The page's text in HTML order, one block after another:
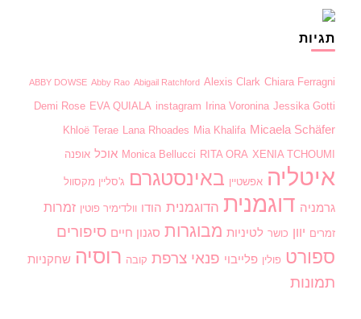
תגיות
ABBY DOWSE Abby Rao Abigail Ratchford Alexis Clark Chiara Ferragni
Demi Rose EVA QUIALA instagram Irina Voronina Jessika Gotti
Khloë Terae Lana Rhoades Mia Khalifa Micaela Schäfer
Monica Bellucci RITA ORA XENIA TCHOUMI אוכל אופנה
איטליה אפשטיין באינסטגרם ג'סליין מקסוול
גרמניה דוגמנית הדוגמנית הודו וולדימיר פוטין זמרות
זמרים יוון כושר לטיניות מבוגרות סגנון חיים סיפורים
ספורט פולין פלייבוי פנאי צרפת קובה רוסיה שחקניות
תמונות